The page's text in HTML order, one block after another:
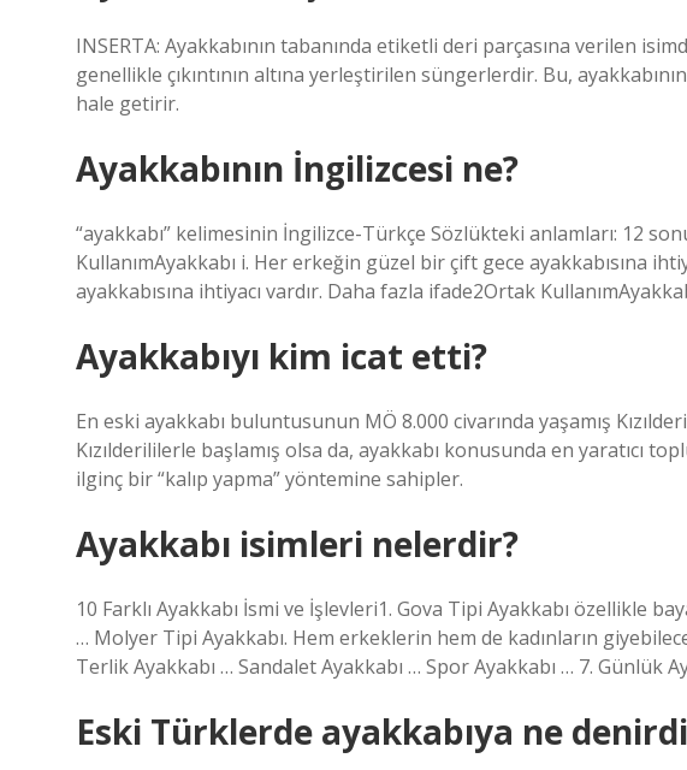
INSERTA: Ayakkabının tabanında etiketli deri parçasına verilen
genellikle çıkıntının altına yerleştirilen süngerlerdir. Bu,
hale getirir.
Ayakkabının İngilizcesi ne?
“ayakkabı” kelimesinin İngilizce-Türkçe Sözlükteki anlamları: 12
KullanımAyakkabı i. Her erkeğin güzel bir çift gece ayakkabısına
ayakkabısına ihtiyacı vardır. Daha fazla ifade2Ortak
Ayakkabıyı kim icat etti?
En eski ayakkabı buluntusunun MÖ 8.000 civarında yaşamış
Kızılderililerle başlamış olsa da, ayakkabı konusunda en yaratıcı
ilginç bir “kalıp yapma” yöntemine sahipler.
Ayakkabı isimleri nelerdir?
10 Farklı Ayakkabı İsmi ve İşlevleri1. Gova Tipi Ayakkabı özellikle
… Molyer Tipi Ayakkabı. Hem erkeklerin hem de kadınların
Terlik Ayakkabı … Sandalet Ayakkabı … Spor Ayakkabı … 7. Günlük
Eski Türklerde ayakkabıya ne